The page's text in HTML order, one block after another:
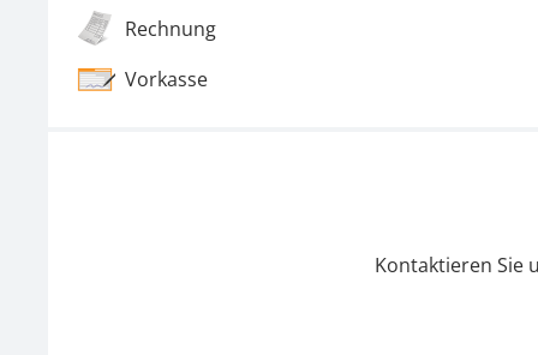
Rechnung
Vorkasse
Kontaktieren Sie